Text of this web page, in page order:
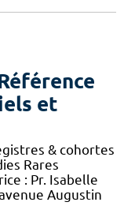
et
& cohortes
Rares
: Pr. Isabelle
Augustin